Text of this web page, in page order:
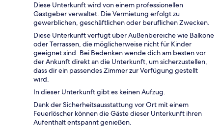
Diese Unterkunft wird von einem professionellen
Gastgeber verwaltet. Die Vermietung erfolgt zu
gewerblichen, geschäftlichen oder beruflichen Zwecken.
Diese Unterkunft verfügt über Außenbereiche wie Balkone
oder Terrassen, die möglicherweise nicht für Kinder
geeignet sind. Bei Bedenken wende dich am besten vor
der Ankunft direkt an die Unterkunft, um sicherzustellen,
dass dir ein passendes Zimmer zur Verfügung gestellt
wird.
In dieser Unterkunft gibt es keinen Aufzug.
Dank der Sicherheitsausstattung vor Ort mit einem
Feuerlöscher können die Gäste dieser Unterkunft ihren
Aufenthalt entspannt genießen.